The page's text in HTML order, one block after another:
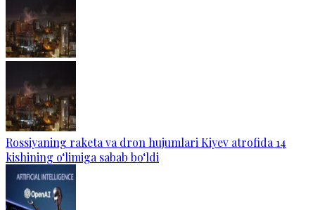
Rossiyaning raketa va dron hujumlari Kiyev atrofida 14
kishining o‘limiga sabab bo‘ldi